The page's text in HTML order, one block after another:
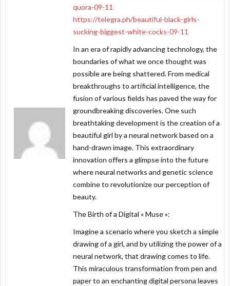
quora-09-11
https://telegra.ph/beautiful-black-girls-
sucking-biggest-white-cocks-09-11
In an era of rapidly advancing technology, the
boundaries of what we once thought was
possible are being shattered. From medical
breakthroughs to artificial intelligence, the
fusion of various fields has paved the way for
groundbreaking discoveries. One such
breathtaking development is the creation of a
beautiful girl by a neural network based on a
hand-drawn image. This extraordinary
innovation offers a glimpse into the future
where neural networks and genetic science
combine to revolutionize our perception of
beauty.
The Birth of a Digital « Muse »:
Imagine a scenario where you sketch a simple
drawing of a girl, and by utilizing the power of a
neural network, that drawing comes to life.
This miraculous transformation from pen and
paper to an enchanting digital persona leaves